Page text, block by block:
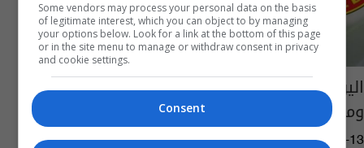
اليوم.. اليونايتد لتاكيد صحوته بمواجهة فولهام
ومباريات نارية بالدوري الايطالي
02:06 | 2022-11-13
Some vendors may process your personal data on the basis
of legitimate interest, which you can object to by managing
your options below. Look for a link at the bottom of this page
or in the site menu to manage or withdraw consent in privacy
and cookie settings.
Consent